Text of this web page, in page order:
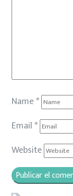
Name*
Email *
Website